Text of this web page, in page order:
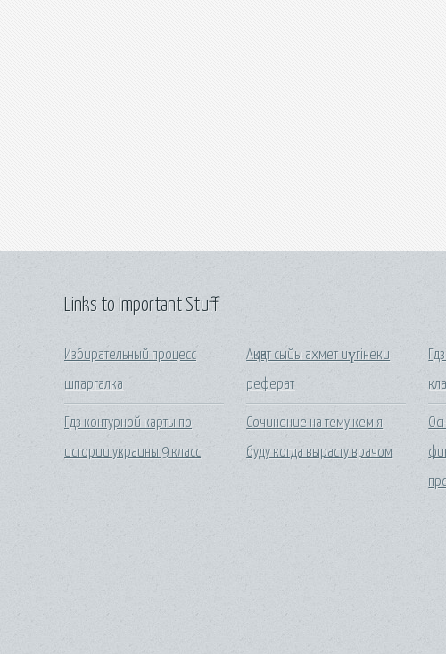
Links to Important Stuff
Избирательный процесс
шпаргалка
Гдз контурной карты по
истории украины 9 класс
Ақиқат сыйы ахмет иүгінеки
реферат
Сочинение на тему кем я
буду когда вырасту врачом